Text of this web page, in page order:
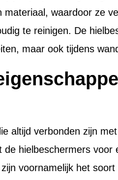
materiaal, waardoor ze
te reinigen. De
maar ook tijdens
altijd verbonden zijn
hielbeschermers
voornamelijk het